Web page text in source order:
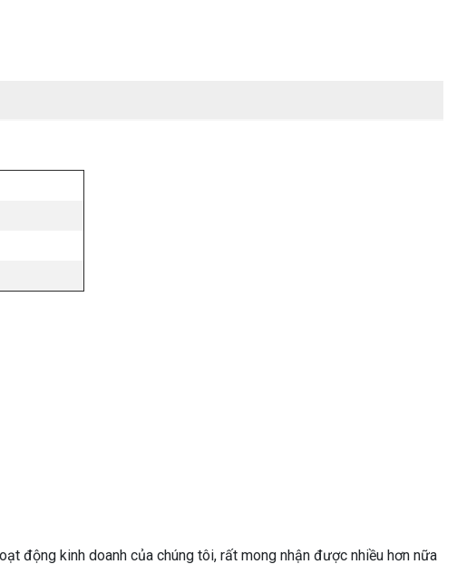
động kinh doanh của chúng tôi, rất mong nhận được nhiều hơn nữa